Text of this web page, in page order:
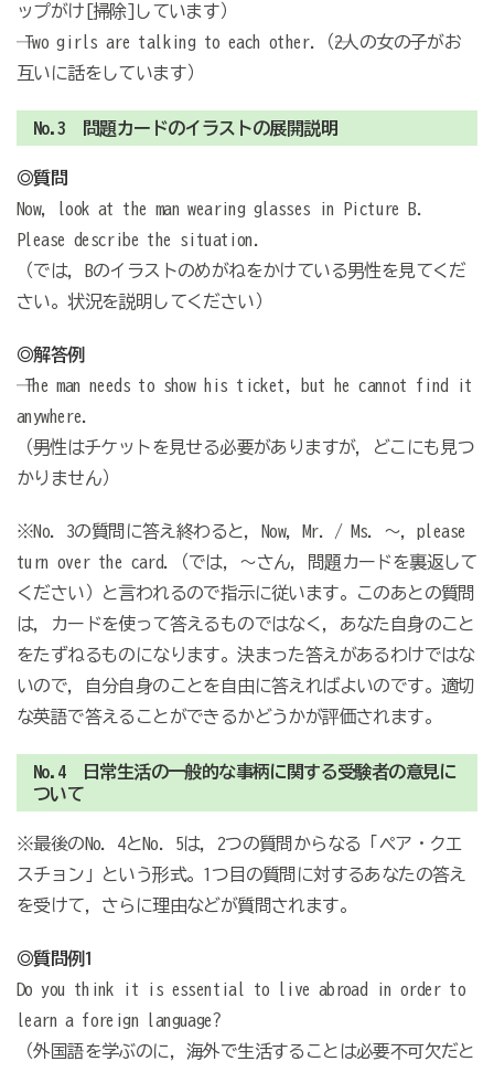
ップがけ[掃除]しています）
─ Two girls are talking to each other.（─2人の女の子がお
互いに話をしています）
No.3 問題カードのイラストの展開説明
◎質問
Now, look at the man wearing glasses in Picture B.
Please describe the situation.
（では，Bのイラストのめがねをかけている男性を見てくだ
さい。状況を説明してください）
◎解答例
─ The man needs to show his ticket, but he cannot find it
anywhere.
（─男性はチケットを見せる必要がありますが，どこにも見つ
かりません）
※No. 3の質問に答え終わると，Now, Mr. / Ms. ～, please
turn over the card.（では，～さん，問題カードを裏返して
ください）と言われるので指示に従います。このあとの質問
は，カードを使って答えるものではなく，あなた自身のこと
をたずねるものになります。決まった答えがあるわけではな
いので，自分自身のことを自由に答えればよいのです。適切
な英語で答えることができるかどうかが評価されます。
No.4 日常生活の一般的な事柄に関する受験者の意見に
ついて
※最後のNo. 4とNo. 5は，2つの質問からなる「ペア・クエ
スチョン」という形式。1つ目の質問に対するあなたの答え
を受けて，さらに理由などが質問されます。
◎質問例1
Do you think it is essential to live abroad in order to
learn a foreign language?
（外国語を学ぶのに，海外で生活することは必要不可欠だと